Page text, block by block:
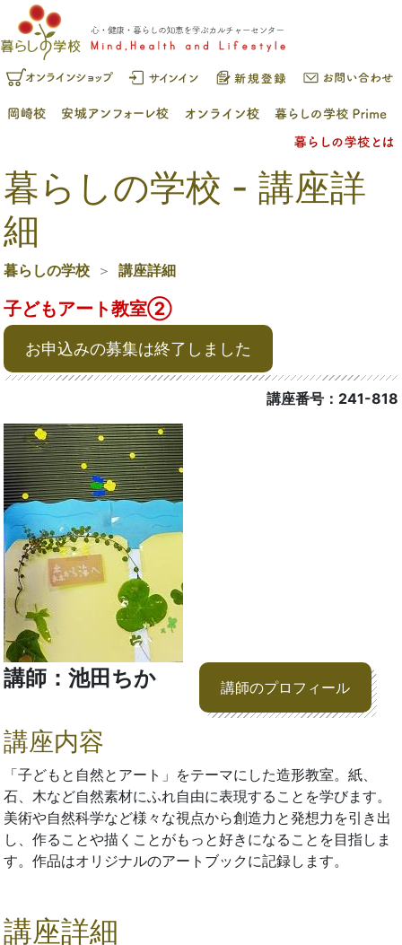
暮らしの学校 - 講座詳
細
暮らしの学校 講座詳細
子どもアート教室②
お申込みの募集は終了しました
講座番号：241-818
講師：池田ちか 講師のプロフィール
講座内容
「子どもと自然とアート」をテーマにした造形教室。紙、
石、木など自然素材にふれ自由に表現することを学びます。
美術や自然科学など様々な視点から創造力と発想力を引き出
し、作ることや描くことがもっと好きになることを目指しま
す。作品はオリジナルのアートブックに記録します。
講座詳細